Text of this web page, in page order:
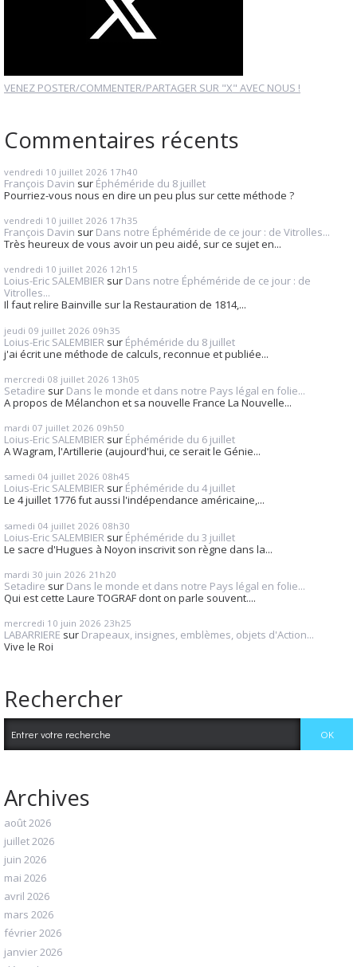
VENEZ POSTER/COMMENTER/PARTAGER SUR "X" AVEC NOUS !
Commentaires récents
vendredi 10 juillet 2026 17h40
François Davin sur Éphéméride du 8 juillet
Pourriez-vous nous en dire un peu plus sur cette méthode ?
vendredi 10 juillet 2026 17h35
François Davin sur Dans notre Éphéméride de ce jour : de Vitrolles...
Très heureux de vous avoir un peu aidé, sur ce sujet en...
vendredi 10 juillet 2026 12h15
Loius-Eric SALEMBIER sur Dans notre Éphéméride de ce jour : de
Vitrolles...
Il faut relire Bainville sur la Restauration de 1814,...
jeudi 09 juillet 2026 09h35
Loius-Eric SALEMBIER sur Éphéméride du 8 juillet
j'ai écrit une méthode de calculs, reconnue et publiée...
mercredi 08 juillet 2026 13h05
Setadire sur Dans le monde et dans notre Pays légal en folie...
A propos de Mélanchon et sa nouvelle France La Nouvelle...
mardi 07 juillet 2026 09h50
Loius-Eric SALEMBIER sur Éphéméride du 6 juillet
A Wagram, l'Artillerie (aujourd'hui, ce serait le Génie...
samedi 04 juillet 2026 08h45
Loius-Eric SALEMBIER sur Éphéméride du 4 juillet
Le 4 juillet 1776 fut aussi l'indépendance américaine,...
samedi 04 juillet 2026 08h30
Loius-Eric SALEMBIER sur Éphéméride du 3 juillet
Le sacre d'Hugues à Noyon inscrivit son règne dans la...
mardi 30 juin 2026 21h20
Setadire sur Dans le monde et dans notre Pays légal en folie...
Qui est cette Laure TOGRAF dont on parle souvent....
mercredi 10 juin 2026 23h25
LABARRIERE sur Drapeaux, insignes, emblèmes, objets d'Action...
Vive le Roi
Rechercher
Archives
août 2026
juillet 2026
juin 2026
mai 2026
avril 2026
mars 2026
février 2026
janvier 2026